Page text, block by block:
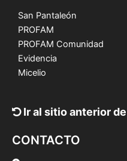
San Pantaleón
PROFAM
PROFAM Comunidad
Evidencia
Micelio
Ir al sitio anterior
CONTACTO